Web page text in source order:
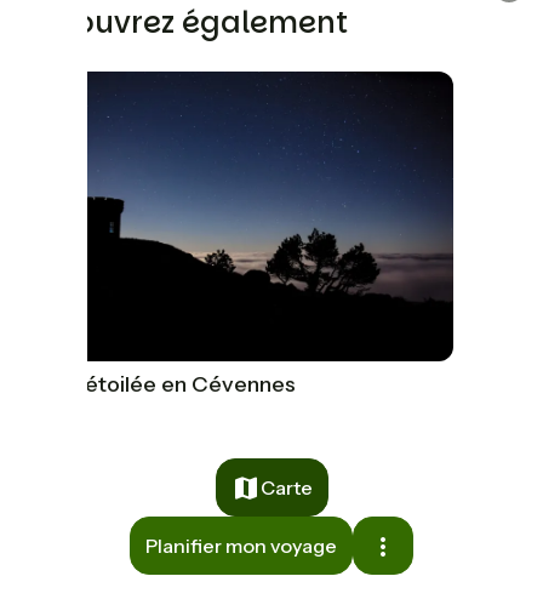
Découvrez également
Nuit étoilée en Cévennes
Carte
Planifier mon voyage